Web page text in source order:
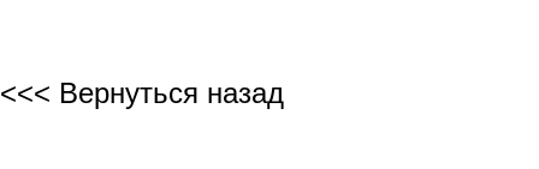
<<< Вернуться назад